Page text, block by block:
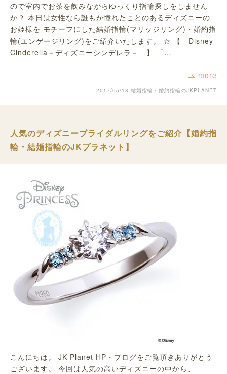
ので室内でお茶を飲みながらゆっくり指輪探しをしません
か？ 本日は女性なら誰もが憧れたことのあるディズニーの
お姫様を モチーフにした結婚指輪(マリッジリング)・婚約指
輪(エンゲージリング)をご紹介いたします。 ☆ 【 Disney
Cinderella－ディズニーシンデレラ－ 】 「…
more
2017/05/18 結婚指輪・婚約指輪のJKPLANET
人気のディズニーブライダルリングをご紹介【婚約指
輪・結婚指輪のJKプラネット】
こんにちは。 JK Planet HP・ブログをご覧頂きありがとう
ございます。 今回は人気の高いディズニーの中から、